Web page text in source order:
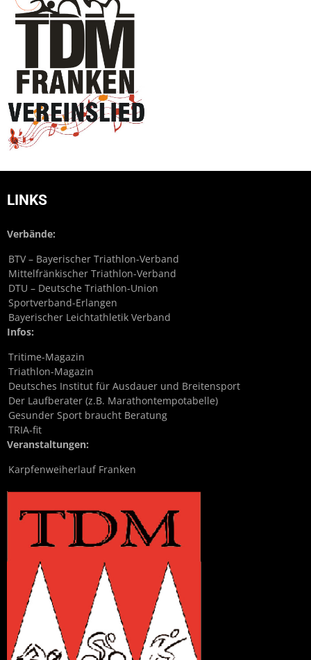
LINKS
Verbände:
BTV – Bayerischer Triathlon-Verband
Mittelfränkischer Triathlon-Verband
DTU – Deutsche Triathlon-Union
Sportverband-Erlangen
Bayerischer Leichtathletik Verband
Infos:
Tritime-Magazin
Triathlon-Magazin
Deutsches Institut für Ausdauer und Breitensport
Der Laufberater (z.B. Marathontempotabelle)
Gesunder Sport braucht Beratung
TRIA-fit
Veranstaltungen:
Karpfenweiherlauf Franken